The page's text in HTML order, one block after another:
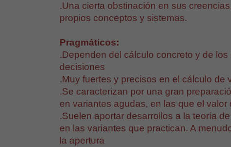
.Una cierta obstinación en sus
propios conceptos y sistemas.
Pragmáticos:
.Dependen del cálculo concreto y de
decisiones
.Muy fuertes y precisos en el cálculo de
.Se caracterizan por una gran
en variantes agudas, en las que el
.Suelen aportar desarrollos a la teoría
en las variantes que practican. A
la apertura